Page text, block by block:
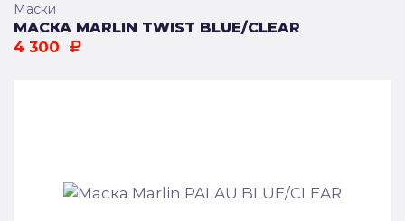
Маски
МАСКА MARLIN TWIST BLUE/CLEAR
4 300